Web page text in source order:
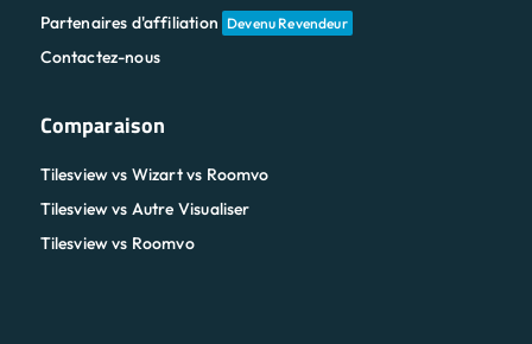
Partenaires d'affiliation Devenu Revendeur
Contactez-nous
Comparaison
Tilesview vs Wizart vs Roomvo
Tilesview vs Autre Visualiser
Tilesview vs Roomvo